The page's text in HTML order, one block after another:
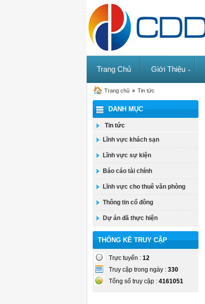
Trang Chủ Giới Thiệu
Trang chủ » Tin tức
DANH MỤC
Tin tức
Lĩnh vực khách sạn
Lĩnh vực sự kiện
Báo cáo tài chính
Lĩnh vực cho thuê văn phòng
Thông tin cổ đông
Dự án đã thực hiện
THỐNG KÊ TRUY CẬP
Trực tuyến : 12
Truy cập trong ngày : 330
Tổng số truy cập : 4161051